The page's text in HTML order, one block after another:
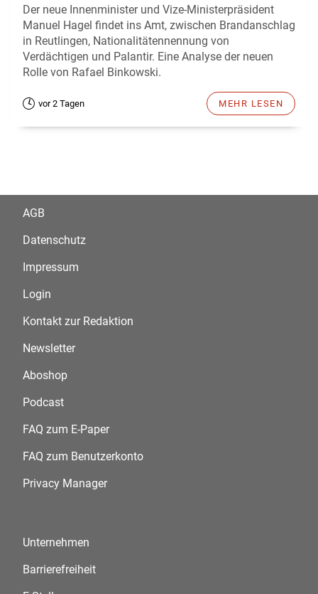
Der neue Innenminister und Vize-Ministerpräsident
Manuel Hagel findet ins Amt, zwischen Brandanschlag
in Reutlingen, Nationalitätennennung von
Verdächtigen und Palantir. Eine Analyse der neuen
Rolle von Rafael Binkowski.
vor 2 Tagen MEHR LESEN
AGB
Datenschutz
Impressum
Login
Kontakt zur Redaktion
Newsletter
Aboshop
Podcast
FAQ zum E-Paper
FAQ zum Benutzerkonto
Privacy Manager
Unternehmen
Barrierefreiheit